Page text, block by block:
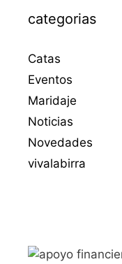
categorias
Catas
Eventos
Maridaje
Noticias
Novedades
vivalabirra